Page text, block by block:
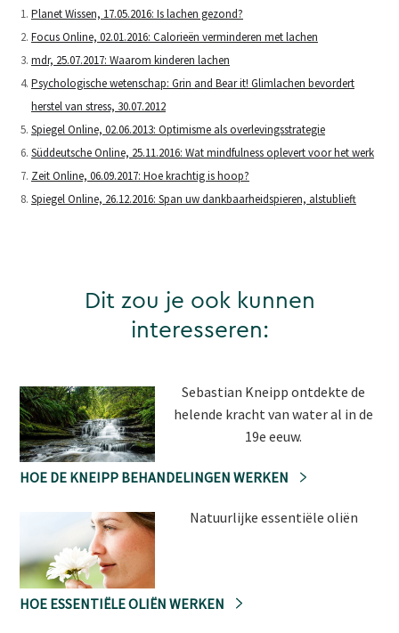
Planet Wissen, 17.05.2016: Is lachen gezond?
Focus Online, 02.01.2016: Calorieën verminderen met lachen
mdr, 25.07.2017: Waarom kinderen lachen
Psychologische wetenschap: Grin and Bear it! Glimlachen bevordert
herstel van stress, 30.07.2012
Spiegel Online, 02.06.2013: Optimisme als overlevingsstrategie
Süddeutsche Online, 25.11.2016: Wat mindfulness oplevert voor het werk
Zeit Online, 06.09.2017: Hoe krachtig is hoop?
Spiegel Online, 26.12.2016: Span uw dankbaarheidspieren, alstublieft
Dit zou je ook kunnen
interesseren:
Sebastian Kneipp ontdekte de
helende kracht van water al in de
19e eeuw.
HOE DE KNEIPP BEHANDELINGEN WERKEN
Natuurlijke essentiële oliën
HOE ESSENTIËLE OLIËN WERKEN